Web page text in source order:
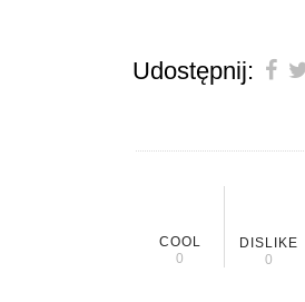
Udostępnij:
COOL
0
DISLIKE
0